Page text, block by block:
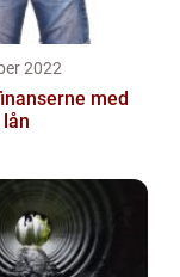
2022
med